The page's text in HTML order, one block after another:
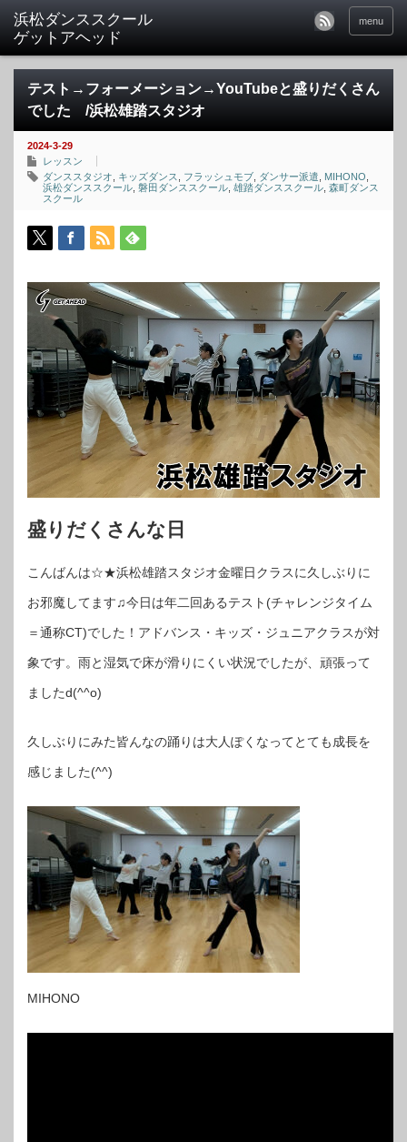
menu
テスト→フォーメーション→YouTubeと盛りだくさん
でした /浜松雄踏スタジオ
2024-3-29
レッスン
ダンススタジオ
キッズダンス フラッシュモブ ダンサー派遣 MIHONO
浜松ダンススクール 磐田ダンススクール 雄踏ダンススクール 森町ダンス
スクール
盛りだくさんな日
こんばんは☆★浜松雄踏スタジオ金曜日クラスに久しぶりに
お邪魔してます♫今日は年二回あるテスト(チャレンジタイム
＝通称CT)でした！アドバンス・キッズ・ジュニアクラスが対
象です。雨と湿気で床が滑りにくい状況でしたが、頑張って
ましたd(^^o)
久しぶりにみた皆んなの踊りは大人ぽくなってとても成長を
感じました(^^)
MIHONO